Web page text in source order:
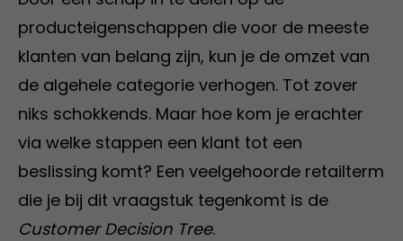
producteigenschappen die voor de meeste
klanten van belang zijn, kun je de omzet van
de algehele categorie verhogen. Tot zover
niks schokkends. Maar hoe kom je erachter
via welke stappen een klant tot een
beslissing komt? Een veelgehoorde retailterm
die je bij dit vraagstuk tegenkomt is de
Customer Decision Tree.